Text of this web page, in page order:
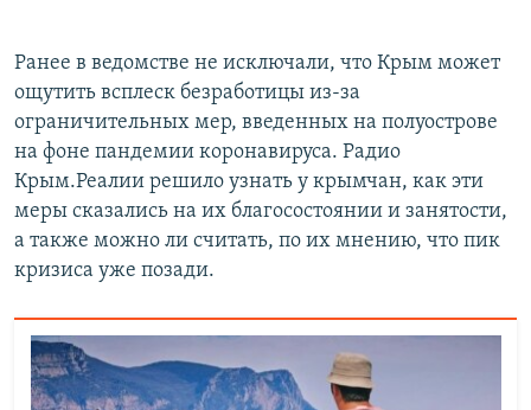
Ранее в ведомстве не исключали, что Крым может
ощутить всплеск безработицы из-за
ограничительных мер, введенных на полуострове
на фоне пандемии коронавируса. Радио
Крым.Реалии решило узнать у крымчан, как эти
меры сказались на их благосостоянии и занятости,
а также можно ли считать, по их мнению, что пик
кризиса уже позади.